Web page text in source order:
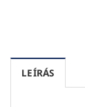
LEÍRÁS